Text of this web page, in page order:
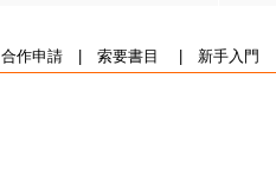
合作申請| 索要書目 新手入門